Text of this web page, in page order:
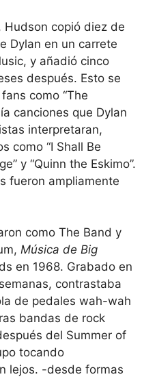
Hudson copió diez de
Dylan en un carrete
y añadió cinco
después. Esto se
como “The
canciones que Dylan
interpretaran,
como “I Shall Be
y “Quinn the Eskimo”.
fueron ampliamente
como The Band y
Música de Big
en 1968. Grabado en
contrastaba
de pedales wah-wah
bandas de rock
del Summer of
tocando
lejos. -desde formas